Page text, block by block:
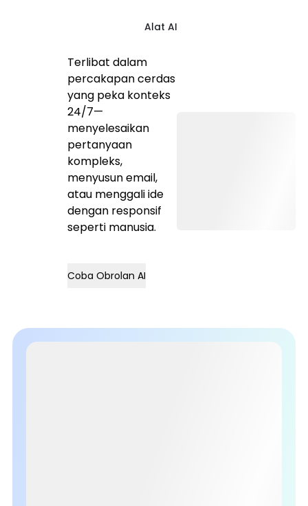
Alat AI
Terlibat dalam
percakapan cerdas
yang peka konteks
24/7—
menyelesaikan
pertanyaan
kompleks,
menyusun email,
atau menggali ide
dengan responsif
seperti manusia.
Coba Obrolan AI